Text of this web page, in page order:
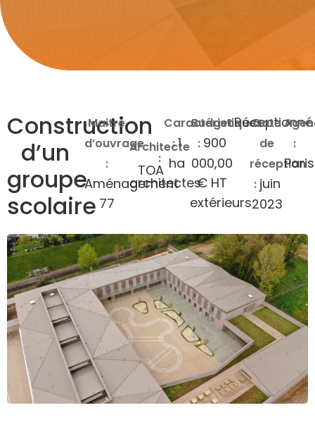
Construction
d’un
groupe
scolaire
Maitre
d’ouvrage
:
Aménagement
77
Architecte
:
TOA
architectes
Caractéristiques
:1
ha
Budget
: 900
000,00
€ HT
extérieurs
Réceptionné
Date
de
réception
: juin
2023
:
Paris